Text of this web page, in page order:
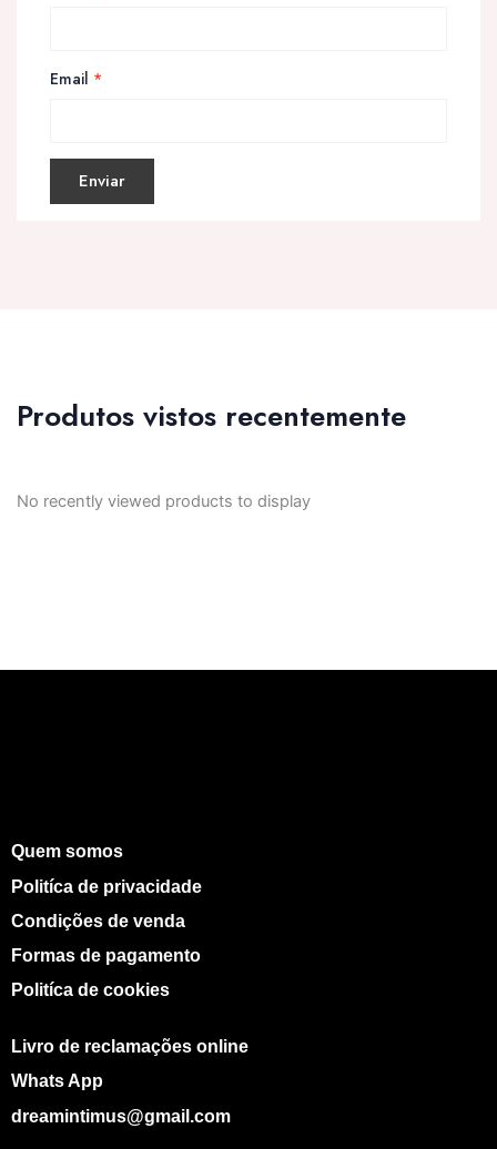
Email *
Produtos vistos recentemente
No recently viewed products to display
Quem somos
Politíca de privacidade
Condições de venda
Formas de pagamento
Politíca de cookies
Livro de reclamações online
Whats App
dreamintimus@gmail.com